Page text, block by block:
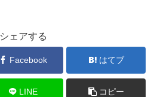
シェアする
Facebook はてブ
LINE コピー